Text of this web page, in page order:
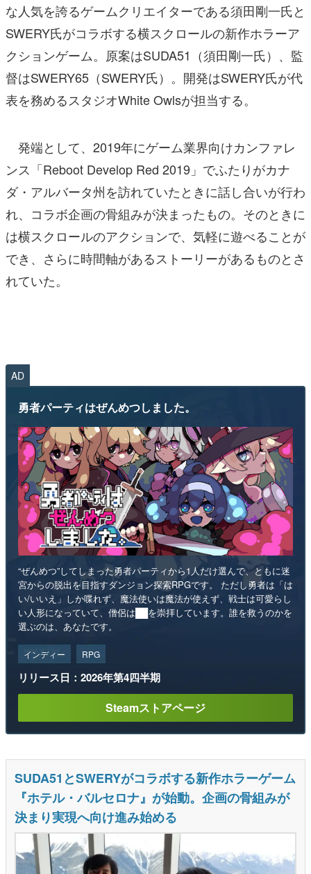
な人気を誇るゲームクリエイターである須田剛一氏と
SWERY氏がコラボする横スクロールの新作ホラーア
クションゲーム。原案はSUDA51（須田剛一氏）、監
督はSWERY65（SWERY氏）。開発はSWERY氏が代
表を務めるスタジオWhite Owlsが担当する。
発端として、2019年にゲーム業界向けカンファレ
ンス「Reboot Develop Red 2019」でふたりがカナ
ダ・アルバータ州を訪れていたときに話し合いが行わ
れ、コラボ企画の骨組みが決まったもの。そのときに
は横スクロールのアクションで、気軽に遊べることが
でき、さらに時間軸があるストーリーがあるものとさ
れていた。
AD
勇者パーティはぜんめつしました。
“ぜんめつ”してしまった勇者パーティから1人だけ選んで、ともに迷
宮からの脱出を目指すダンジョン探索RPGです。 ただし勇者は「は
い/いいえ」しか喋れず、魔法使いは魔法が使えず、戦士は可愛らし
い人形になっていて、僧侶は██を崇拝しています。誰を救うのかを
選ぶのは、あなたです。
インディー RPG
リリース日：2026年第4四半期
Steamストアページ